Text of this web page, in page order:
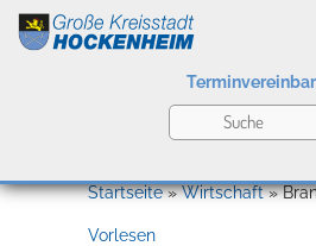
Startseite»Wirtschaft»
Vorlesen